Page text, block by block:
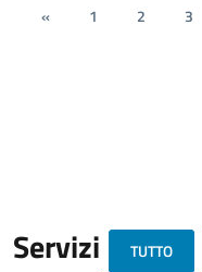
« 1 2 3
Servizi TUTTO